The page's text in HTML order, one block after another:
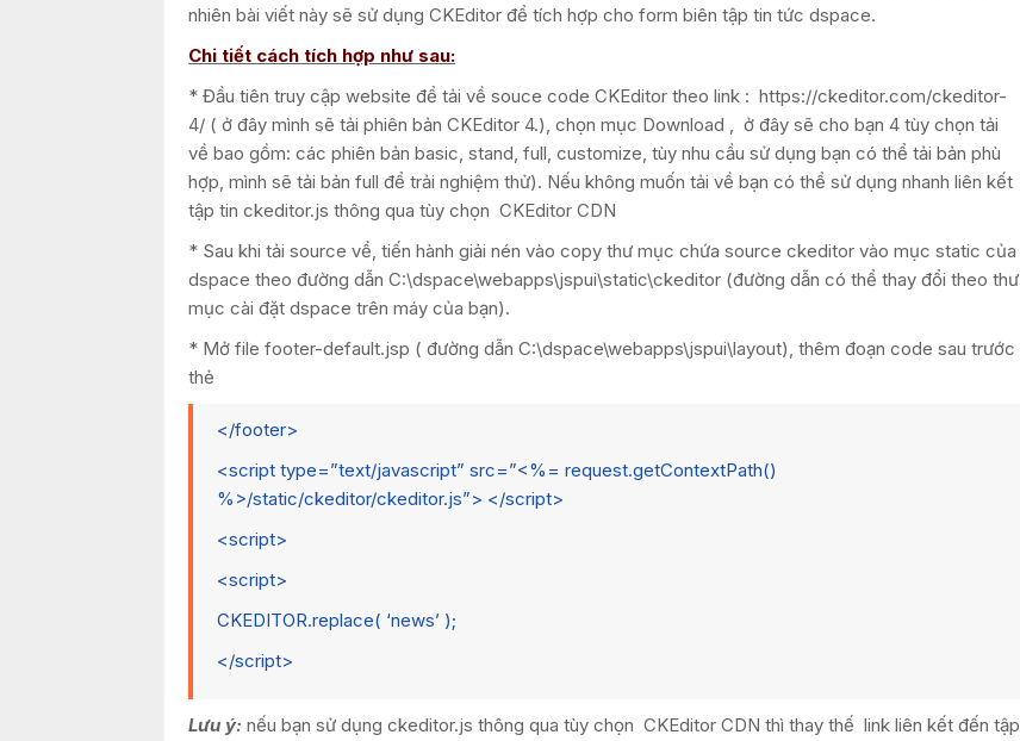
nhiên bài viết này sẽ sử dụng CKEditor để tích hợp cho form biên tập tin tức dspace.
Chi tiết cách tích hợp như sau:
* Đầu tiên truy cập website để tải về souce code CKEditor theo link : https://ckeditor.com/ckeditor-
4/ ( ở đây mình sẽ tải phiên bản CKEditor 4.), chọn mục Download , ở đây sẽ cho bạn 4 tùy chọn tải
về bao gồm: các phiên bản basic, stand, full, customize, tùy nhu cầu sử dụng bạn có thể tải bản phù
hợp, mình sẽ tải bản full để trải nghiệm thử). Nếu không muốn tải về bạn có thể sử dụng nhanh liên kết
tập tin ckeditor.js thông qua tùy chọn CKEditor CDN
* Sau khi tải source về, tiến hành giải nén vào copy thư mục chứa source ckeditor vào mục static của
dspace theo đường dẫn C:\dspace\webapps\jspui\static\ckeditor (đường dẫn có thể thay đổi theo thư
mục cài đặt dspace trên máy của bạn).
* Mở file footer-default.jsp ( đường dẫn C:\dspace\webapps\jspui\layout), thêm đoạn code sau trước
thẻ
</footer>
<script type=”text/javascript” src=”<%= request.getContextPath()
%>/static/ckeditor/ckeditor.js”> </script>
<script>
<script>
CKEDITOR.replace( ‘news’ );
</script>
Lưu ý: nếu bạn sử dụng ckeditor.js thông qua tùy chọn CKEditor CDN thì thay thế link liên kết đến tập